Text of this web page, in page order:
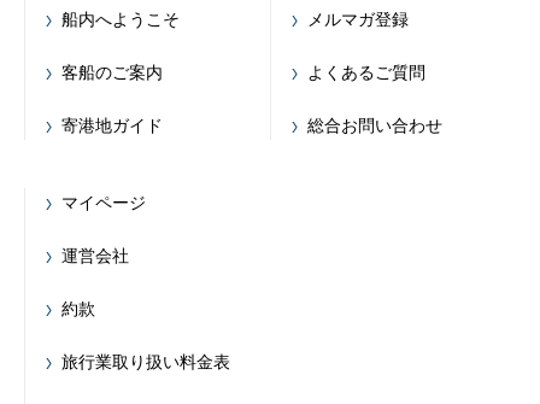
船内へようこそ
客船のご案内
寄港地ガイド
メルマガ登録
よくあるご質問
総合お問い合わせ
マイページ
運営会社
約款
旅行業取り扱い料金表